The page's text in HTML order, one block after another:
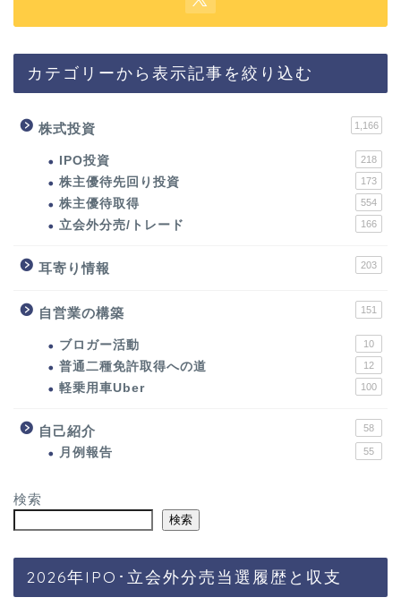
カテゴリーから表示記事を絞り込む
株式投資 1,166
IPO投資 218
株主優待先回り投資 173
株主優待取得 554
立会外分売/トレード 166
耳寄り情報 203
自営業の構築 151
ブロガー活動 10
普通二種免許取得への道 12
軽乗用車Uber 100
自己紹介 58
月例報告 55
検索
検索
2026年IPO･立会外分売当選履歴と収支